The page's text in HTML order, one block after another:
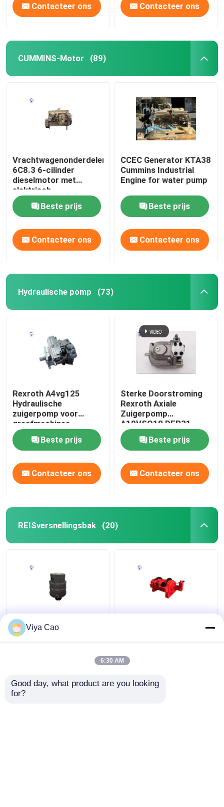
Contacteer ons Contacteer ons
CUMMINS-Motor (89)
Vrachtwagenonderdelen
6C8.3 6-cilinder
dieselmotor met
elektrisch
startsysteem
Beste prijs
Contacteer ons
CCEC Generator KTA38
Cummins Industrial
Engine for water pump
Beste prijs
Contacteer ons
Hydraulische pomp (73)
Rexroth A4vg125
Hydraulische
zuigerpomp voor
graafmachines
Beste prijs
Contacteer ons
Sterke Doorstroming
Rexroth Axiale
Zuigerpomp
A10VSO18 DFR31
Hydraulische Olie
Aangedreven
Beste prijs
Contacteer ons
REISversnellingsbak (20)
Zwaar werkend en hard
draaiend mechanisme
en duurzaam
Viya Cao
6:30 AM
Good day, what product are you looking
for?